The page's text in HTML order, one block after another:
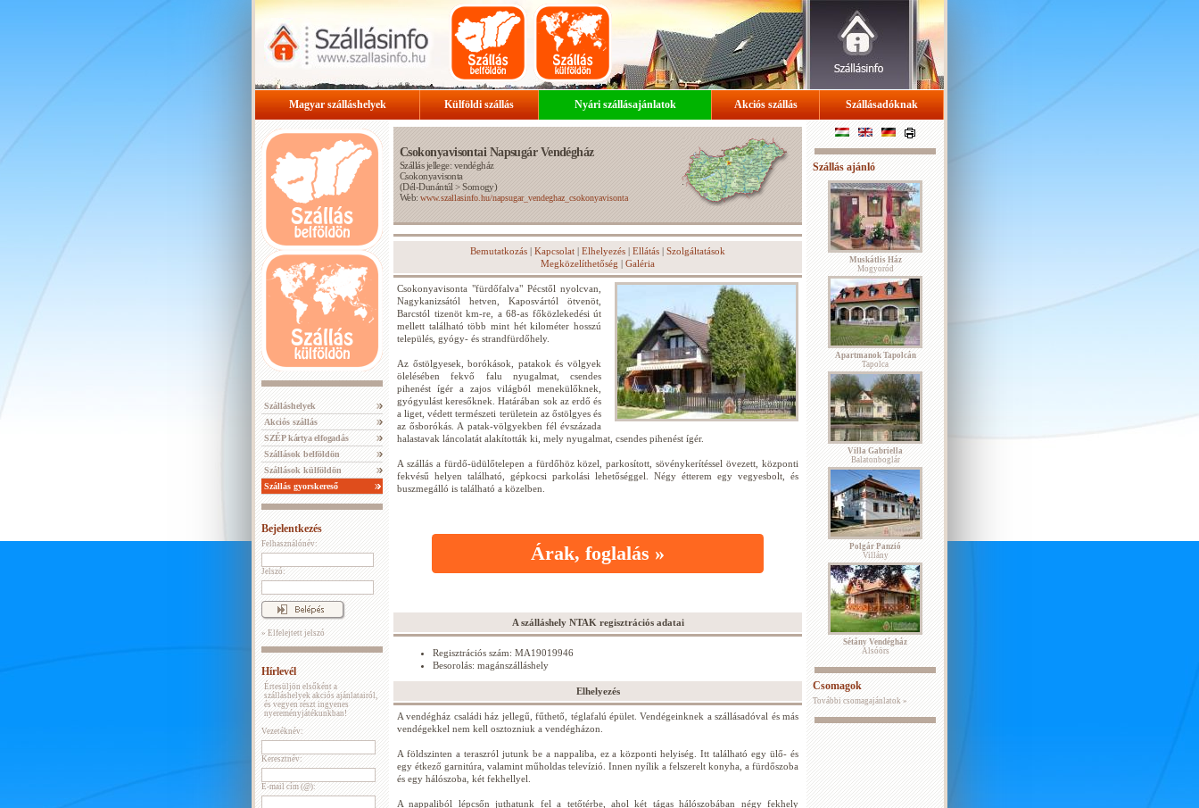
Magyar szálláshelyek Külföldi szállás Nyári szállásajánlatok Akciós szállás Szállásadóknak
Szálláshelyek
Akciós szállás
SZÉP kártya elfogadás
Szállások belföldön
Szállások külföldön
Szállás gyorskereső
Bejelentkezés
Felhasználónév:
Jelszó:
» Elfelejtett jelszó
Hírlevél
Értesüljön elsőként a
szálláshelyek akciós ajánlatairól,
és vegyen részt ingyenes
nyereményjátékunkban!
Vezetéknév:
Keresztnév:
E-mail cím (@):
Csokonyavisontai Napsugár Vendégház
Szállás jellege: vendégház
Csokonyavisonta
(Dél-Dunántúl >Somogy)
Web:www.szallasinfo.hu/napsugar_vendeghaz_csokonyavisonta
Bemutatkozás | Kapcsolat | Elhelyezés | Ellátás | Szolgáltatások
Megközelíthetőség | Galéria
Csokonyavisonta "fürdőfalva" Pécstől nyolcvan,
Nagykanizsától hetven, Kaposvártól ötvenöt,
Barcstól tizenöt km-re, a 68-as főközlekedési út
mellett található több mint hét kilométer hosszú
település, gyógy- és strandfürdőhely.
Az őstölgyesek, borókások, patakok és völgyek
ölelésében fekvő falu nyugalmat, csendes
pihenést ígér a zajos világból menekülőknek,
gyógyulást keresőknek. Határában sok az erdő és
a liget, védett természeti területein az őstölgyes és
az ősborókás. A patak-völgyekben fél évszázada
halastavak láncolatát alakították ki, mely nyugalmat, csendes pihenést ígér.
A szállás a fürdő-üdülőtelepen a fürdőhöz közel, parkosított, sövénykerítéssel övezett, központi
fekvésű helyen található, gépkocsi parkolási lehetőséggel. Négy étterem egy vegyesbolt, és
buszmegálló is található a közelben.
Árak, foglalás »
A szálláshely NTAK regisztrációs adatai
Regisztrációs szám: MA19019946
Besorolás: magánszálláshely
Elhelyezés
A vendégház családi ház jellegű, fűthető, téglafalú épület. Vendégeinknek a szállásadóval és más
vendégekkel nem kell osztozniuk a vendégházon.
A földszinten a teraszról jutunk be a nappaliba, ez a központi helyiség. Itt található egy ülő- és
egy étkező garnitúra, valamint műholdas televízió. Innen nyílik a felszerelt konyha, a fürdőszoba
és egy hálószoba, két fekhellyel.
A nappaliból lépcsőn juthatunk fel a tetőtérbe, ahol két tágas hálószobában négy fekhely
Szállás ajánló
Muskátlis Ház
Mogyoród
Apartmanok Tapolcán
Tapolca
Villa Gabriella
Balatonboglár
Polgár Panzió
Villány
Sétány Vendégház
Alsóörs
Csomagok
További csomagajánlatok »